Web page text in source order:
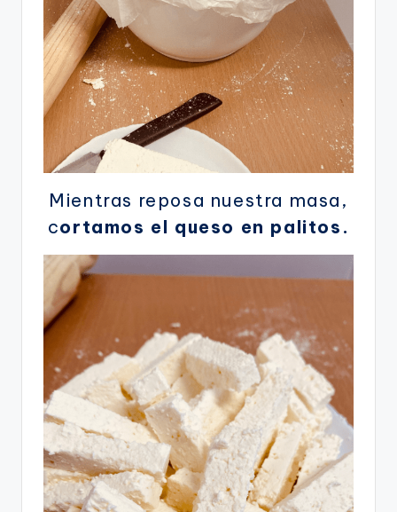
Mientras reposa nuestra masa,
cortamos el queso en palitos.